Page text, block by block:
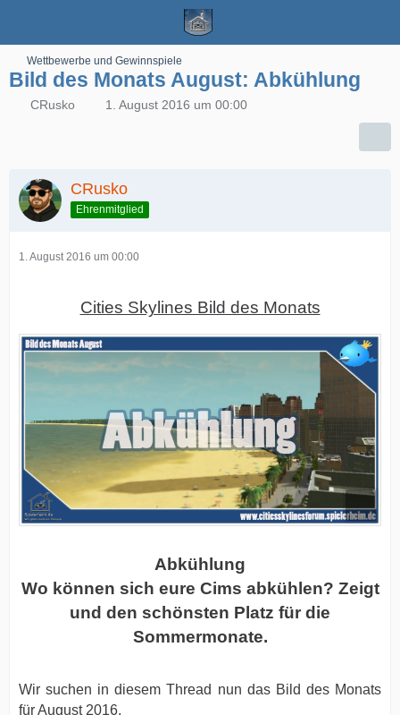
Wettbewerbe und Gewinnspiele
Bild des Monats August: Abkühlung
CRusko 1. August 2016 um 00:00
CRusko
Ehrenmitglied
1. August 2016 um 00:00
Cities Skylines Bild des Monats
Abkühlung
Wo können sich eure Cims abkühlen? Zeigt
und den schönsten Platz für die
Sommermonate.
Wir suchen in diesem Thread nun das Bild des Monats
für August 2016.